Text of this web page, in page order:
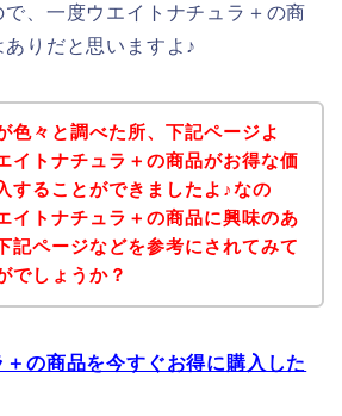
、一度ウエイトナチュラ＋の商
りだと思いますよ♪
色々と調べた所、下記ページよ
イトナチュラ＋の商品がお得な価
することができましたよ♪なの
イトナチュラ＋の商品に興味のあ
記ページなどを参考にされてみて
でしょうか？
＋の商品を今すぐお得に購入した